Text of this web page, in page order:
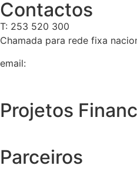
Contactos
T: 253 520 300
Chamada para rede fixa
email:
Projetos
Parceiros